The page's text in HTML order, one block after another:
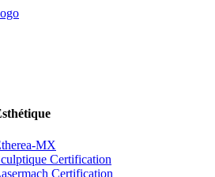
MX
Certification
Certification